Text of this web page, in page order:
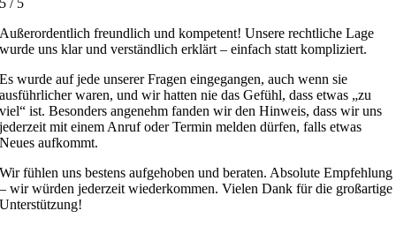
5 / 5
Außerordentlich freundlich und kompetent! Unsere rechtliche Lage
wurde uns klar und verständlich erklärt – einfach statt kompliziert.
Es wurde auf jede unserer Fragen eingegangen, auch wenn sie
ausführlicher waren, und wir hatten nie das Gefühl, dass etwas „zu
viel“ ist. Besonders angenehm fanden wir den Hinweis, dass wir uns
jederzeit mit einem Anruf oder Termin melden dürfen, falls etwas
Neues aufkommt.
Wir fühlen uns bestens aufgehoben und beraten. Absolute Empfehlung
– wir würden jederzeit wiederkommen. Vielen Dank für die großartige
Unterstützung!